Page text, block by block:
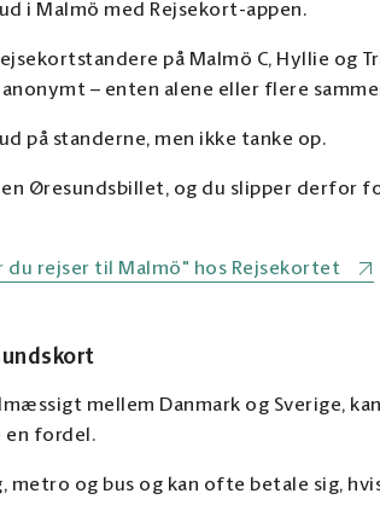
i Malmö med Rejsekort-appen.
på Malmö C, Hyllie og
– enten alene eller flere
på standerne, men ikke tanke op.
Øresundsbillet, og du slipper derfor
du rejser til Malmö" hos Rejsekortet
mellem Danmark og Sverige,
en fordel.
og bus og kan ofte betale sig,